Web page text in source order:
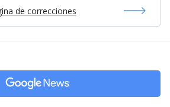
de correcciones